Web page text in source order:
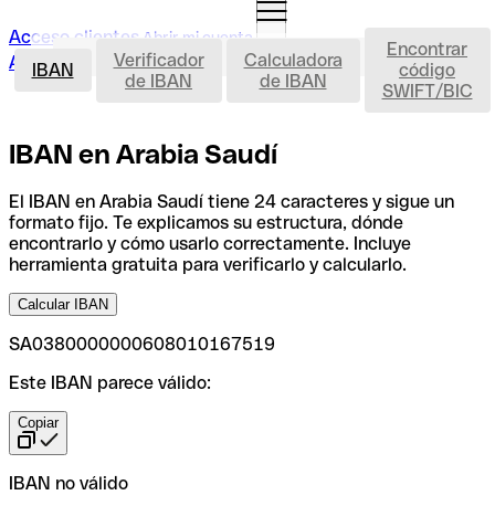
Acceso clientes Abrir mi cuenta
Abrir mi cuenta IBAN
IBAN
Verificador
de IBAN
Calculadora
de IBAN
Encontrar
código
SWIFT/BIC
IBAN en Arabia Saudí
El IBAN en Arabia Saudí tiene 24 caracteres y sigue un
formato fijo. Te explicamos su estructura, dónde
encontrarlo y cómo usarlo correctamente. Incluye
herramienta gratuita para verificarlo y calcularlo.
Calcular IBAN
SA0380000000608010167519
Este IBAN parece válido:
Copiar
IBAN no válido